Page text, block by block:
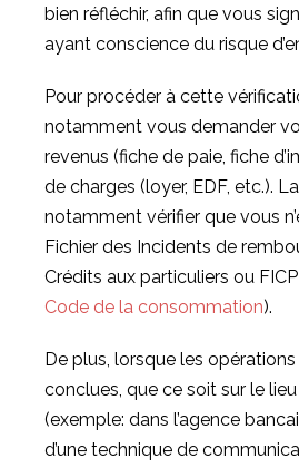
bien réfléchir, afin que vous
ayant conscience du risque
Pour procéder à cette
notamment vous demander
revenus (fiche de paie, fiche
de charges (loyer, EDF, etc.).
notamment vérifier que vous
Fichier des Incidents de
Crédits aux particuliers ou
Code de la consommation).
De plus, lorsque les
conclues, que ce soit sur le
(exemple: dans l’agence
d’une technique de